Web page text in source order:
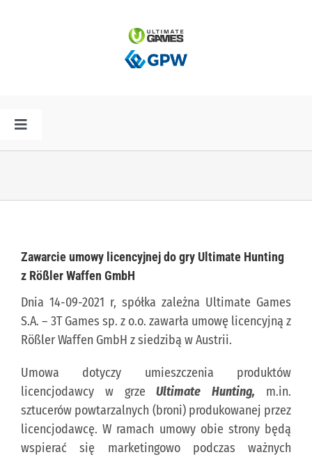
Toggle
Navigation
PLAN PREMIER
SPÓŁKA
KONTAKT
PUBLISHING (EN)
Zawarcie umowy licencyjnej do gry Ultimate Hunting
z Rößler Waffen GmbH
Dnia 14-09-2021 r, spółka zależna Ultimate Games
S.A. – 3T Games sp. z o.o. zawarła umowę licencyjną z
Rößler Waffen GmbH z siedzibą w Austrii.
Umowa dotyczy umieszczenia produktów
licencjodawcy w grzeUltimate Hunting, m.in.
sztucerów powtarzalnych (broni) produkowanej przez
licencjodawcę. W ramach umowy obie strony będą
wspierać się marketingowo podczas ważnych